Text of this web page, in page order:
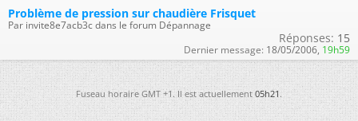
Problème de pression sur chaudière Frisquet
Par invite8e7acb3c dans le forum Dépannage
Réponses: 15
Dernier message: 18/05/2006, 19h59
Fuseau horaire GMT +1. Il est actuellement05h21.